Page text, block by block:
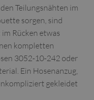
Teilungsnähten im
sorgen, sind
Rücken etwas
kompletten
3052-10-242 oder
Ein Hosenanzug,
gekleidet